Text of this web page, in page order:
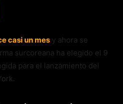
casi un mes y ahora se
surcoreana ha elegido el 9
para el lanzamiento del